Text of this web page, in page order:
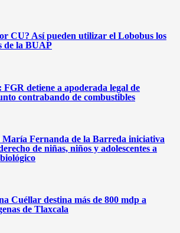
CU? Así pueden utilizar el Lobobus los
de la BUAP
detiene a apoderada legal de
contrabando de combustibles
Fernanda de la Barreda iniciativa
de niñas, niños y adolescentes a
Cuéllar destina más de 800 mdp a
de Tlaxcala